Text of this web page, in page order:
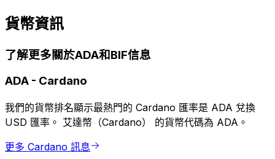
貨幣資訊
了解更多關於ADA和BIF信息
ADA - Cardano
我們的貨幣排名顯示最熱門的 Cardano 匯率是 ADA 兌換
USD 匯率。 艾達幣（Cardano） 的貨幣代碼為 ADA。
更多 Cardano 訊息